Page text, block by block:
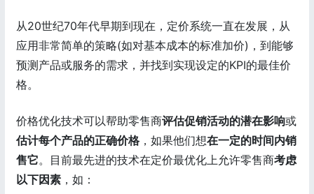
从20世纪70年代早期到现在，定价系统一直在发展，从
应用非常简单的策略(如对基本成本的标准加价)，到能够
预测产品或服务的需求，并找到实现设定的KPI的最佳价
格。
价格优化技术可以帮助零售商评估促销活动的潜在影响或
估计每个产品的正确价格 ，如果他们想在一定的时间内销
售它。目前最先进的技术在定价最优化上允许零售商考虑
以下因素 ，如：